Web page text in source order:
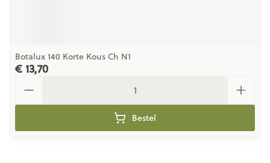
Botalux 140 Korte Kous Ch N1
€ 13,70
Bestel